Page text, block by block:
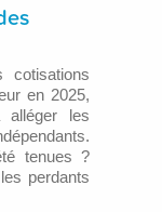
cotisations
en 2025,
les
tenues ?
perdants